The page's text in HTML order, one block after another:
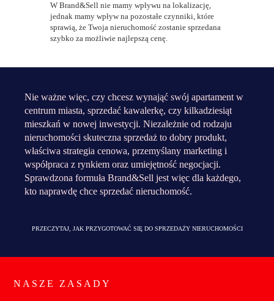
W Brand&Sell nie mamy wpływu na lokalizację,
jednak mamy wpływ na pozostałe czynniki, które
sprawią, że Twoja nieruchomość zostanie sprzedana
szybko za możliwie najlepszą cenę.
Nie ważne więc, czy chcesz wynająć swój apartament w
centrum miasta, sprzedać kawalerkę, czy kilkadziesiąt
mieszkań w nowej inwestycji. Niezależnie od rodzaju
nieruchomości skuteczna sprzedaż to dobry produkt,
właściwa strategia cenowa, przemyślany marketing i
współpraca z rynkiem oraz umiejętność negocjacji.
Sprawdzona formuła Brand&Sell jest więc dla każdego,
kto naprawdę chce sprzedać nieruchomość.
PRZECZYTAJ, JAK PRZYGOTOWAĆ SIĘ DO SPRZEDAŻY NIERUCHOMOŚCI
NASZE ZASADY